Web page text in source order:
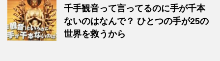
千手観音って言ってるのに手が千本
ないのはなんで？ ひとつの手が25の
世界を救うから